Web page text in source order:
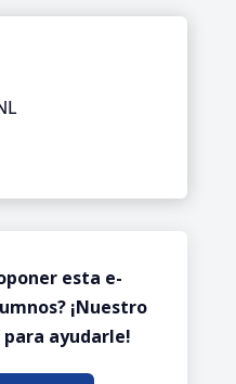
esta e-
¡Nuestro
ayudarle!